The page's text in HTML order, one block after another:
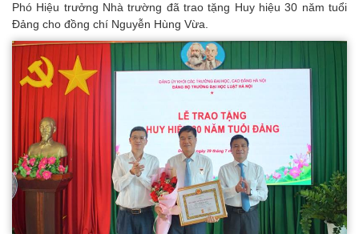
Phó Hiệu trưởng Nhà trường đã trao tặng Huy hiệu 30 năm tuổi
Đảng cho đồng chí Nguyễn Hùng Vừa.